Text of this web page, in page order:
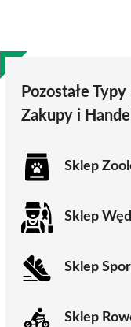
Pozostałe
Zakupy i Handel
Sklep
Sklep
Sklep
Sklep